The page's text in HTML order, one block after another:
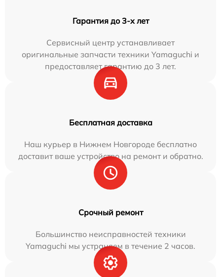
Гарантия до 3-х лет
Сервисный центр устанавливает
оригинальные запчасти техники Yamaguchi и
предоставляет гарантию до 3 лет.
Бесплатная доставка
Наш курьер в Нижнем Новгороде бесплатно
доставит ваше устройство на ремонт и обратно.
Срочный ремонт
Большинство неисправностей техники
Yamaguchi мы устраняем в течение 2 часов.